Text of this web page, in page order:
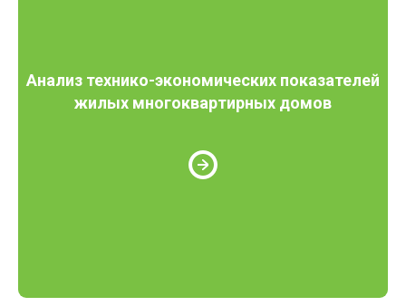
Анализ технико-экономических показателей
жилых многоквартирных домов